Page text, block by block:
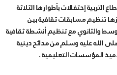
إحتفالات بأطوارها الثلاثة
تنظيم مسابقات ثقافية بين
والثانوي مع تنظيم أنشطة ثقافية
الله عليه وسلم من مدائح دينية
المؤسسات التعليمية .